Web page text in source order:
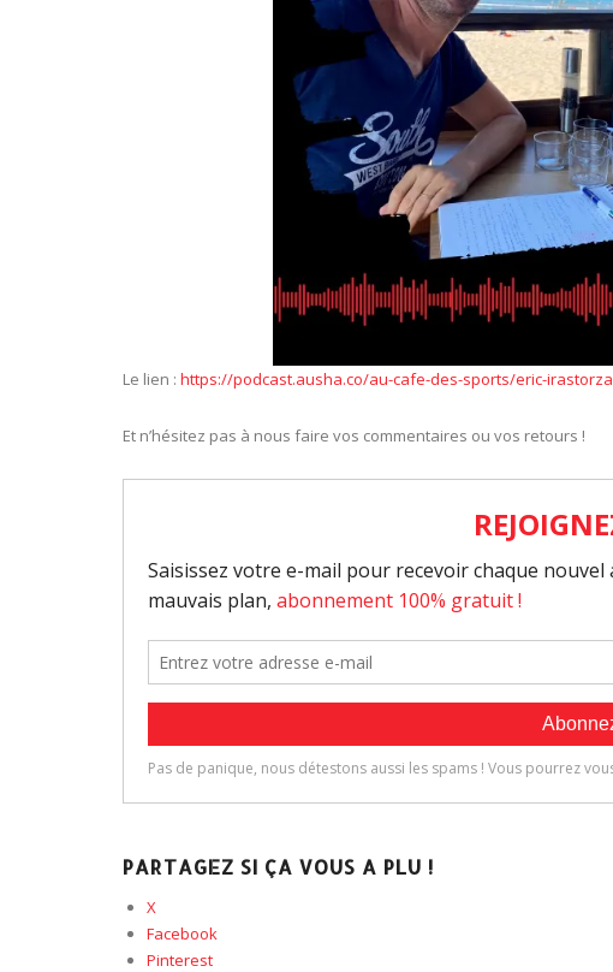
Le lien : https://podcast.ausha.co/au-cafe-des-sports/eric-irastorza
Et n’hésitez pas à nous faire vos commentaires ou vos retours !
PARTAGEZ SI ÇA VOUS A PLU !
X
Facebook
Pinterest